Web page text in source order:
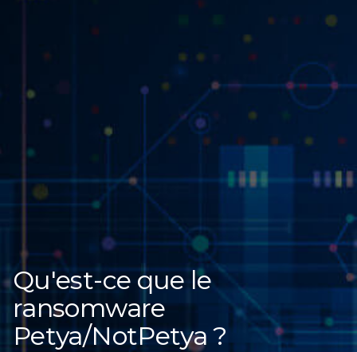
Qu'est-ce que le
ransomware
Petya/NotPetya ?